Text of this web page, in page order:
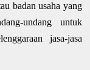
badan usaha yang
undang untuk
jasa-jasa